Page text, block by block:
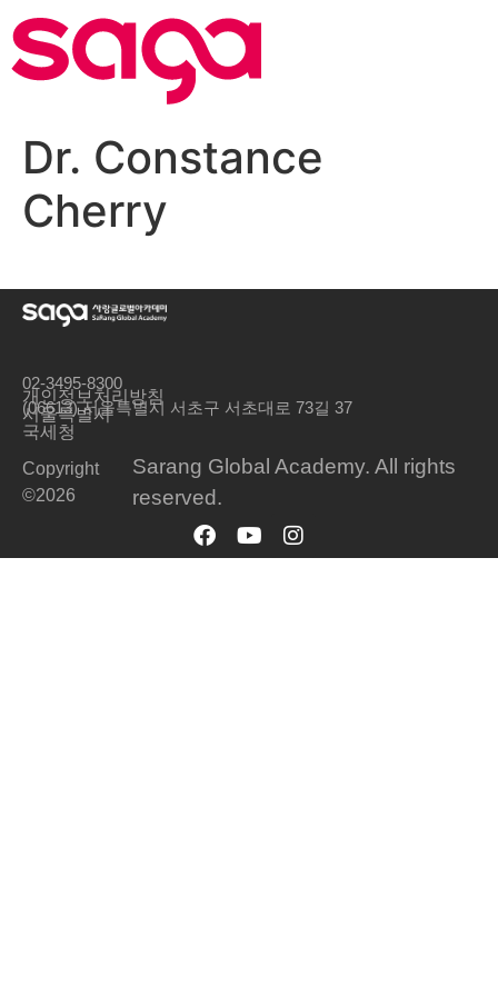
Dr. Constance
Cherry
02-3495-8300
(06613) 서울특별시 서초구 서초대로 73길 37
개인정보처리방침
서울특별시
국세청
Copyright
©2026
Sarang Global Academy. All rights
reserved.